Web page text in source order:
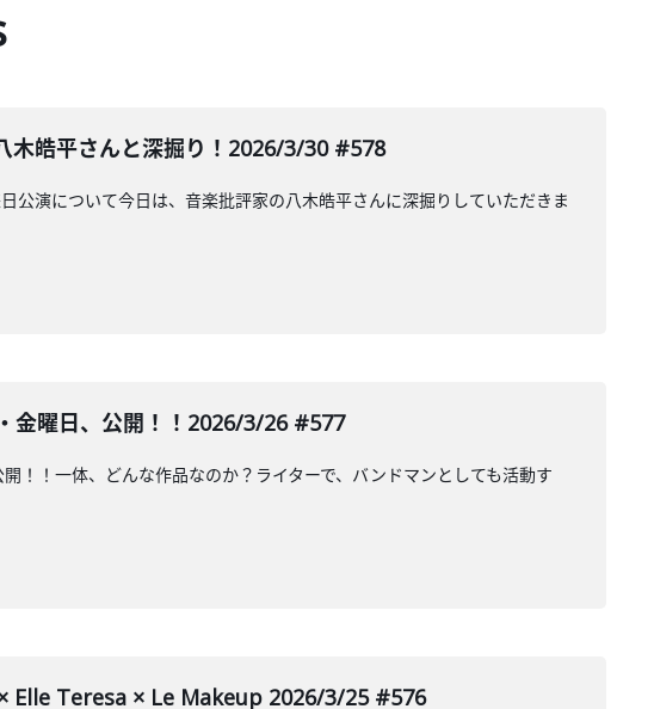
皓平さんと深掘り！2026/3/30 #578
演について今日は、音楽批評家の八木皓平さんに深掘りしていただきま
金曜日、公開！！2026/3/26 #577
！一体、どんな作品なのか？ライターで、バンドマンとしても活動す
Elle Teresa × Le Makeup 2026/3/25 #576